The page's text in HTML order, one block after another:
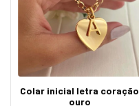
Colar inicial letra coração
ouro